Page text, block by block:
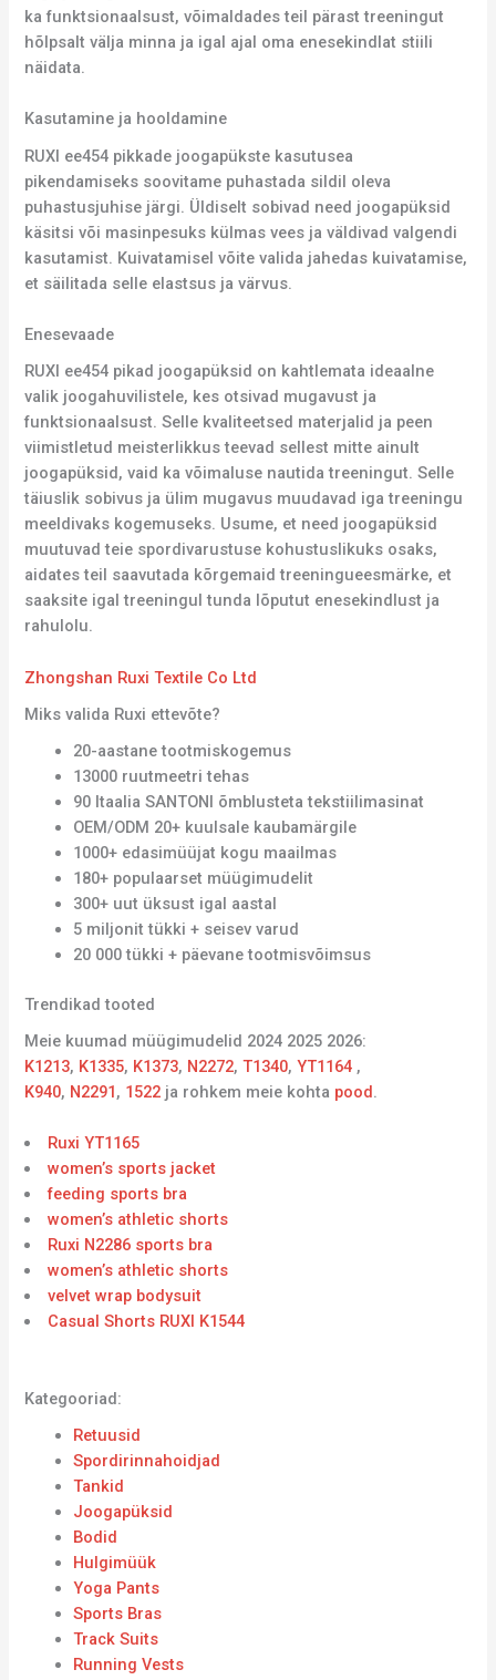
ka funktsionaalsust, võimaldades teil pärast treeningut
hõlpsalt välja minna ja igal ajal oma enesekindlat stiili
näidata.
Kasutamine ja hooldamine
RUXI ee454 pikkade joogapükste kasutusea
pikendamiseks soovitame puhastada sildil oleva
puhastusjuhise järgi. Üldiselt sobivad need joogapüksid
käsitsi või masinpesuks külmas vees ja väldivad valgendi
kasutamist. Kuivatamisel võite valida jahedas kuivatamise,
et säilitada selle elastsus ja värvus.
Enesevaade
RUXI ee454 pikad joogapüksid on kahtlemata ideaalne
valik joogahuvilistele, kes otsivad mugavust ja
funktsionaalsust. Selle kvaliteetsed materjalid ja peen
viimistletud meisterlikkus teevad sellest mitte ainult
joogapüksid, vaid ka võimaluse nautida treeningut. Selle
täiuslik sobivus ja ülim mugavus muudavad iga treeningu
meeldivaks kogemuseks. Usume, et need joogapüksid
muutuvad teie spordivarustuse kohustuslikuks osaks,
aidates teil saavutada kõrgemaid treeningueesmärke, et
saaksite igal treeningul tunda lõputut enesekindlust ja
rahulolu.
Zhongshan Ruxi Textile Co Ltd
Miks valida Ruxi ettevõte?
20-aastane tootmiskogemus
13000 ruutmeetri tehas
90 Itaalia SANTONI õmblusteta tekstiilimasinat
OEM/ODM 20+ kuulsale kaubamärgile
1000+ edasimüüjat kogu maailmas
180+ populaarset müügimudelit
300+ uut üksust igal aastal
5 miljonit tükki + seisev varud
20 000 tükki + päevane tootmisvõimsus
Trendikad tooted
Meie kuumad müügimudelid 2024 2025 2026:
K1213, K1335, K1373, N2272,T1340,YT1164 ,
K940, N2291, 1522 ja rohkem meie kohta pood.
Ruxi YT1165
women’s sports jacket
feeding sports bra
women’s athletic shorts
Ruxi N2286 sports bra
women’s athletic shorts
velvet wrap bodysuit
Casual Shorts RUXI K1544
Kategooriad:
Retuusid
Spordirinnahoidjad
Tankid
Joogapüksid
Bodid
Hulgimüük
Yoga Pants
Sports Bras
Track Suits
Running Vests